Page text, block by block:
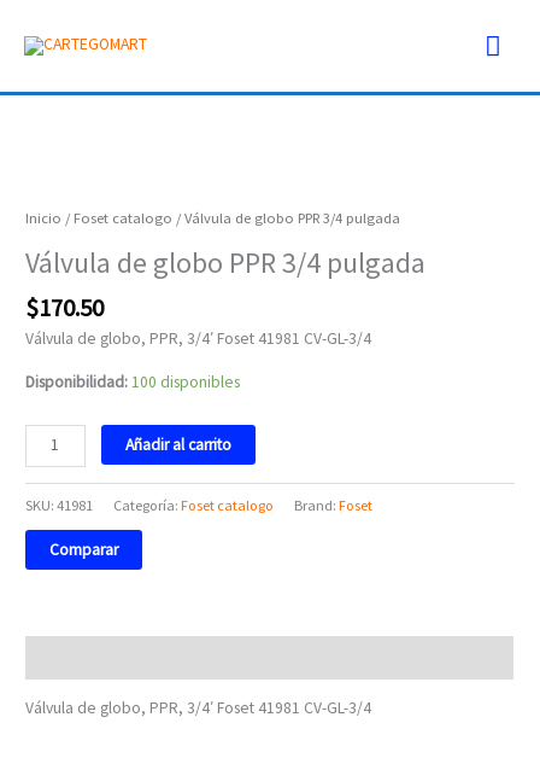
Inicio / Foset catalogo / Válvula de globo PPR 3/4 pulgada
Válvula de globo PPR 3/4 pulgada
$170.50
Válvula de globo, PPR, 3/4′ Foset 41981 CV-GL-3/4
Disponibilidad:100 disponibles
globo
3/4
cantidad
Añadir al carrito
SKU:41981 Categoría:Foset catalogo Brand:Foset
Comparar
Válvula de globo, PPR, 3/4′ Foset 41981 CV-GL-3/4